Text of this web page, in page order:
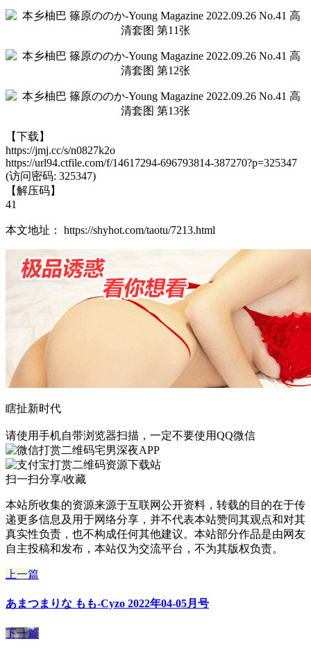
【下载】
https://jmj.cc/s/n0827k2o
https://url94.ctfile.com/f/14617294-696793814-387270?p=325347
(访问密码: 325347)
【解压码】
41
本文地址： https://shyhot.com/taotu/7213.html
瞎扯新时代
请使用手机自带浏览器扫描，一定不要使用QQ微信
宅男深夜APP
资源下载站
扫一扫分享/收藏
本站所收集的资源来源于互联网公开资料，转载的目的在于传
递更多信息及用于网络分享，并不代表本站赞同其观点和对其
真实性负责，也不构成任何其他建议。本站部分作品是由网友
自主投稿和发布，本站仅为交流平台，不为其版权负责。
上一篇
あまつまりな もも-Cyzo 2022年04-05月号
下一篇